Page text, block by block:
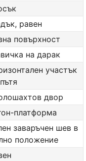
равен
повърхност
на дарак
участък
двор
платформа
заваръчен шев в
положение